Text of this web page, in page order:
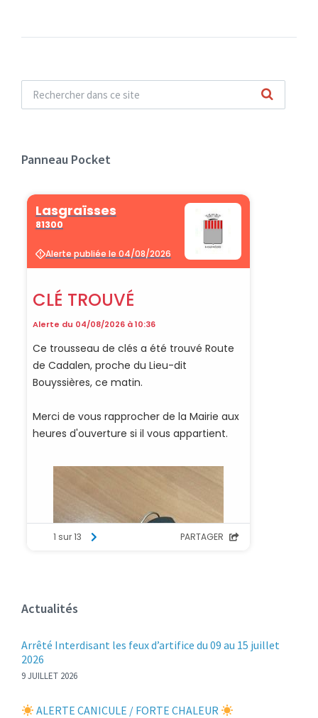
Panneau Pocket
Actualités
Arrêté Interdisant les feux d’artifice du 09 au 15 juillet
2026
9 JUILLET 2026
ALERTE CANICULE / FORTE CHALEUR